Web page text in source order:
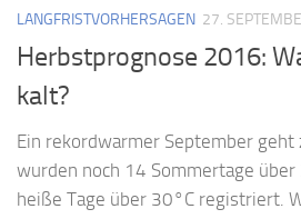
LANGFRISTVORHERSAGEN 27.
Herbstprognose 2016:
kalt?
Ein rekordwarmer September geht
wurden noch 14 Sommertage
heiße Tage über 30°C registriert.